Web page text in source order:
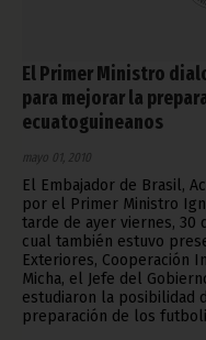
El Primer Ministro
para mejorar la
ecuatoguineanos
mayo 01, 2010
El Embajador de Brasil,
por el Primer Ministro
tarde de ayer viernes, 30
cual también estuvo
Exteriores, Cooperación
Micha, el Jefe del
estudiaron la posibilidad
preparación de los